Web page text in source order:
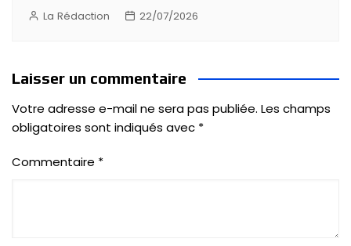
La Rédaction 22/07/2026
Laisser un commentaire
Votre adresse e-mail ne sera pas publiée. Les champs
obligatoires sont indiqués avec *
Commentaire *